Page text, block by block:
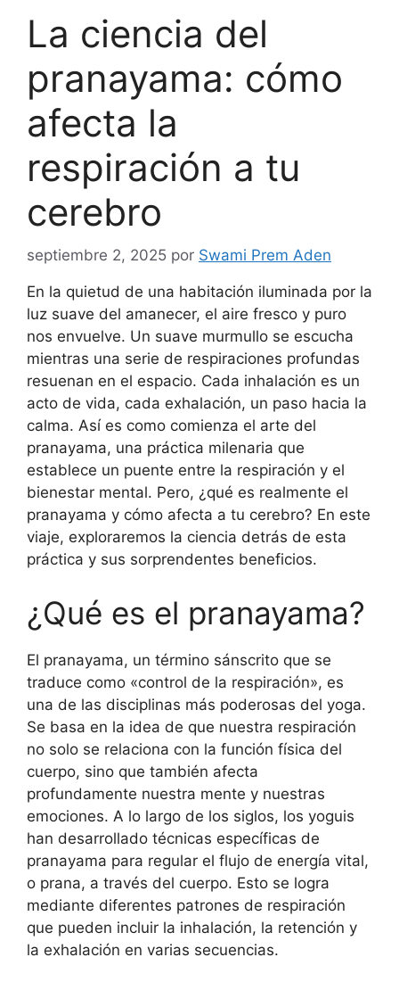
La ciencia del
pranayama: cómo
afecta la
respiración a tu
cerebro
septiembre 2, 2025 por Swami Prem Aden
En la quietud de una habitación iluminada por la
luz suave del amanecer, el aire fresco y puro
nos envuelve. Un suave murmullo se escucha
mientras una serie de respiraciones profundas
resuenan en el espacio. Cada inhalación es un
acto de vida, cada exhalación, un paso hacia la
calma. Así es como comienza el arte del
pranayama, una práctica milenaria que
establece un puente entre la respiración y el
bienestar mental. Pero, ¿qué es realmente el
pranayama y cómo afecta a tu cerebro? En este
viaje, exploraremos la ciencia detrás de esta
práctica y sus sorprendentes beneficios.
¿Qué es el pranayama?
El pranayama, un término sánscrito que se
traduce como «control de la respiración», es
una de las disciplinas más poderosas del yoga.
Se basa en la idea de que nuestra respiración
no solo se relaciona con la función física del
cuerpo, sino que también afecta
profundamente nuestra mente y nuestras
emociones. A lo largo de los siglos, los yoguis
han desarrollado técnicas específicas de
pranayama para regular el flujo de energía vital,
o prana, a través del cuerpo. Esto se logra
mediante diferentes patrones de respiración
que pueden incluir la inhalación, la retención y
la exhalación en varias secuencias.